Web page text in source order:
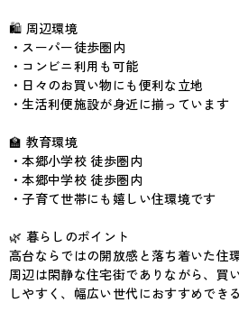
🛍 周辺環境
・スーパー徒歩圏内
・コンビニ利用も可能
・日々のお買い物にも便利な立地
・生活利便施設が身近に揃っています
🏫 教育環境
・本郷小学校 徒歩圏内
・本郷中学校 徒歩圏内
・子育て世帯にも嬉しい住環境です
🌿 暮らしのポイント
高台ならではの開放感と落ち着いた住
周辺は閑静な住宅街でありながら、買
しやすく、幅広い世代におすすめでき